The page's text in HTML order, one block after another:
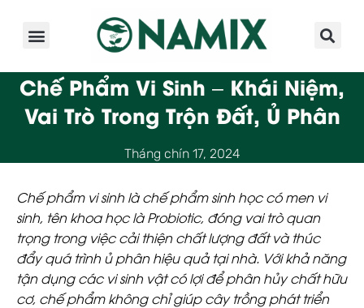
Chế Phẩm Vi Sinh – Khái Niệm,
Vai Trò Trong Trộn Đất, Ủ Phân
Tháng chín 17, 2024
Chế phẩm vi sinh là chế phẩm sinh học có men vi
sinh, tên khoa học là Probiotic, đóng vai trò quan
trọng trong việc cải thiện chất lượng đất và thúc
đẩy quá trình ủ phân hiệu quả tại nhà. Với khả năng
tận dụng các vi sinh vật có lợi để phân hủy chất hữu
cơ, chế phẩm không chỉ giúp cây trồng phát triển